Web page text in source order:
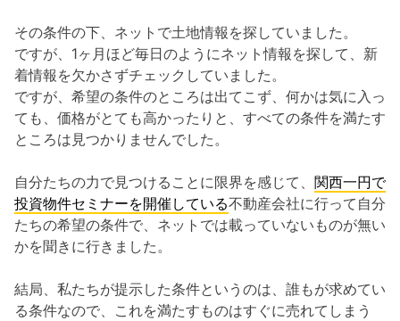
その条件の下、ネットで土地情報を探していました。
ですが、1ヶ月ほど毎日のようにネット情報を探して、新
着情報を欠かさずチェックしていました。
ですが、希望の条件のところは出てこず、何かは気に入っ
ても、価格がとても高かったりと、すべての条件を満たす
ところは見つかりませんでした。
自分たちの力で見つけることに限界を感じて、 関西一円で
投資物件セミナーを開催している不動産会社に行って自分
たちの希望の条件で、ネットでは載っていないものが無い
かを聞きに行きました。
結局、私たちが提示した条件というのは、誰もが求めてい
る条件なので、これを満たすものはすぐに売れてしまう